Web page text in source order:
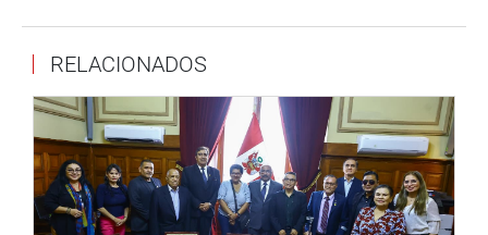
CENTRO DE NOTICIAS
PRENSA-CONGRESO 22-06-19
RELACIONADOS